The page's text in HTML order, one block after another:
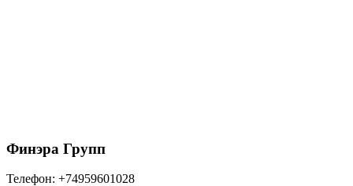
Финэра Групп
Телефон: +74959601028